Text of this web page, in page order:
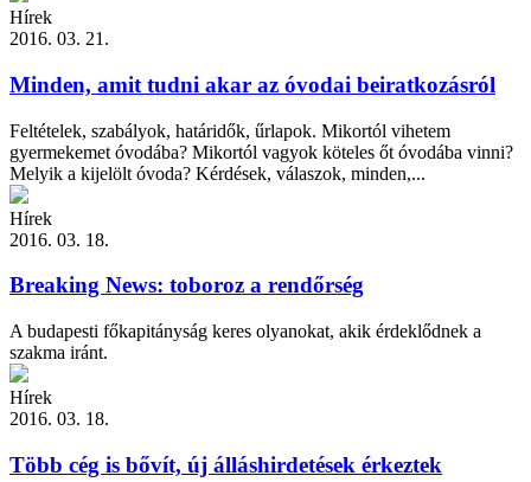
Hírek
2016. 03. 21.
Minden, amit tudni akar az óvodai beiratkozásról
Feltételek, szabályok, határidők, űrlapok. Mikortól vihetem
gyermekemet óvodába? Mikortól vagyok köteles őt óvodába vinni?
Melyik a kijelölt óvoda? Kérdések, válaszok, minden,...
Hírek
2016. 03. 18.
Breaking News: toboroz a rendőrség
A budapesti főkapitányság keres olyanokat, akik érdeklődnek a
szakma iránt.
Hírek
2016. 03. 18.
Több cég is bővít, új álláshirdetések érkeztek